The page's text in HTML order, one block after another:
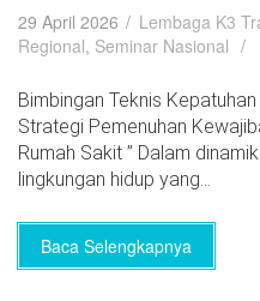
29 April 2026 Lembaga K3
Regional, Seminar Nasional
Bimbingan Teknis
Strategi Pemenuhan
Rumah Sakit ” Dalam
lingkungan hidup yang...
Baca Selengkapnya